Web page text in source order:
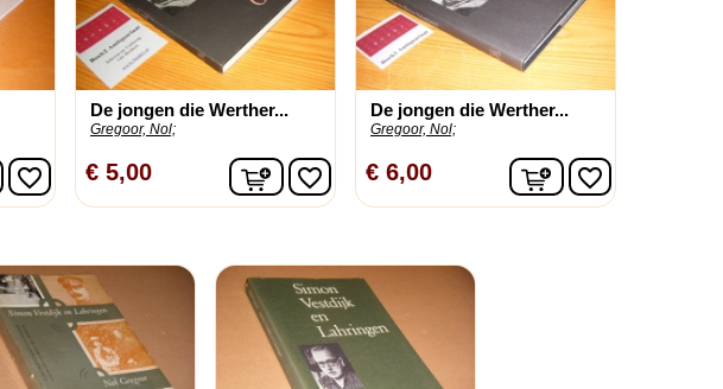
In winkelwagen
favorite_border
De jongen die Werther...
Gregoor, Nol;
€ 5,00 In winkelwagen
favorite_border
De jongen die Werther...
Gregoor, Nol;
€ 6,00 In winkelwagen
favorite_border